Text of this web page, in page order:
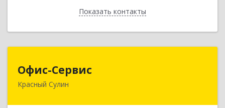
Показать контакты
Назад
Офис-Сервис
Красный Сулин
346350, Ростовская обл, р-н Красносулинский,